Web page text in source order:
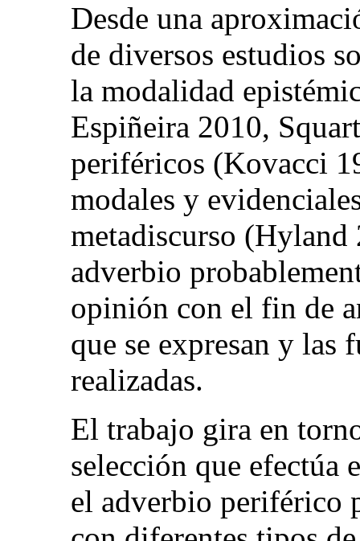
Desde una
de diversos estudios
la modalidad
Espiñeira 2010,
periféricos (Kovacci
modales y
metadiscurso (Hyland
adverbio
opinión con el fin de
que se expresan y las
realizadas.
El trabajo gira en
selección que efectúa
el adverbio periférico